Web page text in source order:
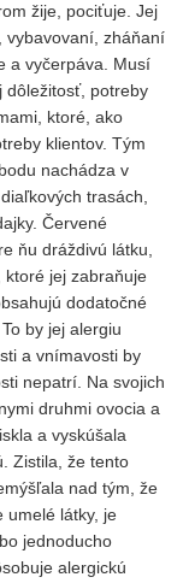
žije, pociťuje. Jej
vybavovaní, zháňaní
a vyčerpáva. Musí
dôležitosť, potreby
ktoré, ako
klientov. Tým
nachádza v
trasách,
Červené
ňu dráždivú látku,
ktoré jej zabraňuje
dodatočné
by jej alergiu
a vnímavosti by
nepatrí. Na svojich
druhmi ovocia a
a vyskúšala
Zistila, že tento
nad tým, že
umelé látky, je
jednoducho
alergickú